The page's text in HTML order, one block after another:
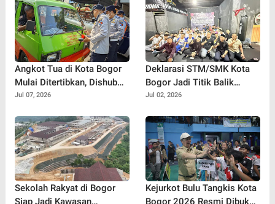
Angkot Tua di Kota Bogor
Mulai Ditertibkan, Dishub
Semprot Label 'Tidak Laik
Jul 07, 2026
Deklarasi STM/SMK Kota
Bogor Jadi Titik Balik
Perang Melawan Tawuran,
Jul 02, 2026
Sekolah Rakyat di Bogor
Siap Jadi Kawasan
Kejurkot Bulu Tangkis Kota
Bogor 2026 Resmi Dibuka,